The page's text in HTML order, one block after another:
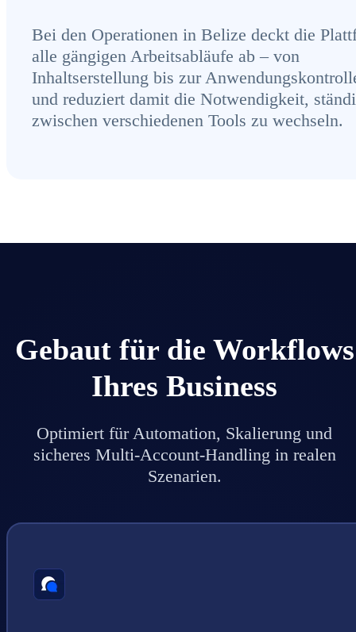
Bei den Operationen in Belize deckt die
alle gängigen Arbeitsabläufe ab – von
Inhaltserstellung bis zur
und reduziert damit die Notwendigkeit,
zwischen verschiedenen Tools zu wechseln.
Gebaut für die Workflows
Ihres Business
Optimiert für Automation, Skalierung und
sicheres Multi-Account-Handling in realen
Szenarien.